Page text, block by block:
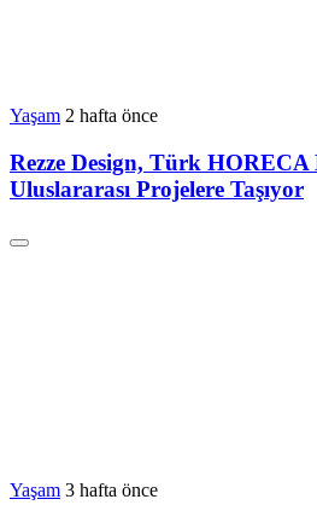
Yaşam 2 hafta önce
Rezze Design, Türk HORECA
Uluslararası Projelere Taşıyor
Yaşam 3 hafta önce